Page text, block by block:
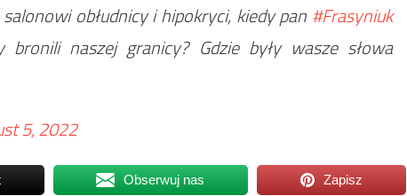
salonowi obłudnicy i hipokryci, kiedy pan #Frasyniuk
bronili naszej granicy? Gdzie były wasze słowa
5, 2022
Obserwuj nas Zapisz